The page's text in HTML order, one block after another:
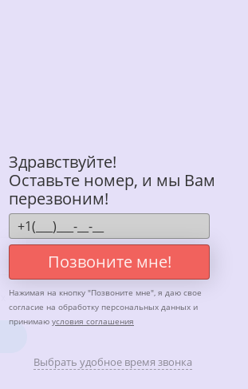
Здравствуйте!
Оставьте номер, и мы Вам
перезвоним!
Позвоните мне!
Нажимая на кнопку "Позвоните мне", я даю свое
согласие на обработку персональных данных и
принимаю условия соглашения
Выбрать удобное время звонка